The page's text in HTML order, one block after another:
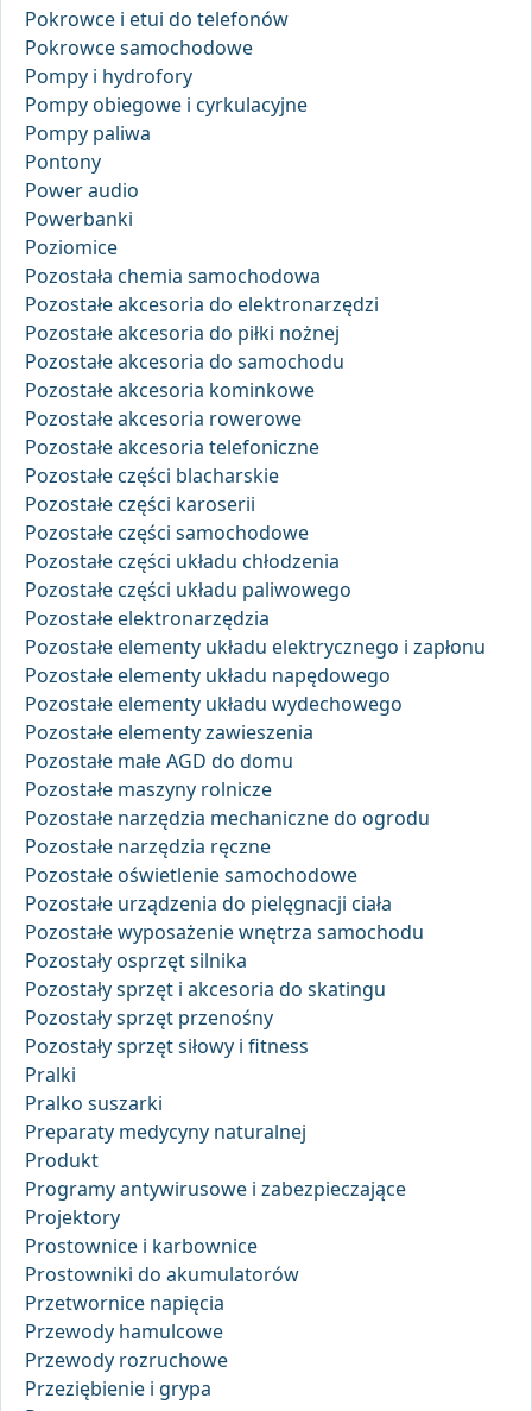
Pokrowce i etui do telefonów
Pokrowce samochodowe
Pompy i hydrofory
Pompy obiegowe i cyrkulacyjne
Pompy paliwa
Pontony
Power audio
Powerbanki
Poziomice
Pozostała chemia samochodowa
Pozostałe akcesoria do elektronarzędzi
Pozostałe akcesoria do piłki nożnej
Pozostałe akcesoria do samochodu
Pozostałe akcesoria kominkowe
Pozostałe akcesoria rowerowe
Pozostałe akcesoria telefoniczne
Pozostałe części blacharskie
Pozostałe części karoserii
Pozostałe części samochodowe
Pozostałe części układu chłodzenia
Pozostałe części układu paliwowego
Pozostałe elektronarzędzia
Pozostałe elementy układu elektrycznego i zapłonu
Pozostałe elementy układu napędowego
Pozostałe elementy układu wydechowego
Pozostałe elementy zawieszenia
Pozostałe małe AGD do domu
Pozostałe maszyny rolnicze
Pozostałe narzędzia mechaniczne do ogrodu
Pozostałe narzędzia ręczne
Pozostałe oświetlenie samochodowe
Pozostałe urządzenia do pielęgnacji ciała
Pozostałe wyposażenie wnętrza samochodu
Pozostały osprzęt silnika
Pozostały sprzęt i akcesoria do skatingu
Pozostały sprzęt przenośny
Pozostały sprzęt siłowy i fitness
Pralki
Pralko suszarki
Preparaty medycyny naturalnej
Produkt
Programy antywirusowe i zabezpieczające
Projektory
Prostownice i karbownice
Prostowniki do akumulatorów
Przetwornice napięcia
Przewody hamulcowe
Przewody rozruchowe
Przeziębienie i grypa